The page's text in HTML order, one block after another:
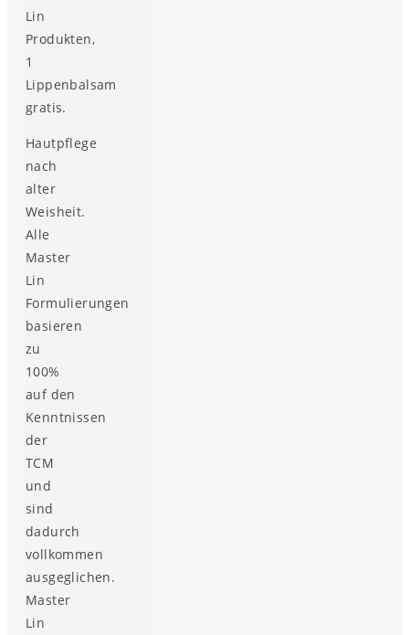
Lin
Produkten,
1
Lippenbalsam
gratis.
Hautpflege
nach
alter
Weisheit.
Alle
Master
Lin
Formulierungen
basieren
zu
100%
auf den
Kenntnissen
der
TCM
und
sind
dadurch
vollkommen
ausgeglichen.
Master
Lin